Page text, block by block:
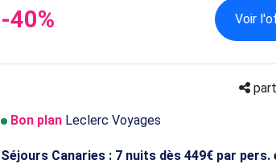
-40% Voir
Bon planLeclerc Voyages
Séjours Canaries : 7 nuits dès 449€ par pers.